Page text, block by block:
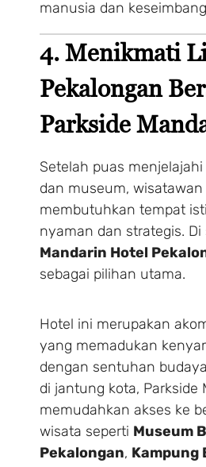
manusia dan
4. Menikmati
Pekalongan
Parkside
Setelah puas
dan museum,
membutuhkan tempat
nyaman dan strategis. Di
Mandarin Hotel
sebagai pilihan utama.
Hotel ini merupakan
yang memadukan
dengan sentuhan
di jantung kota, Parkside
memudahkan akses ke
wisata seperti Museum
Pekalongan, Kampung